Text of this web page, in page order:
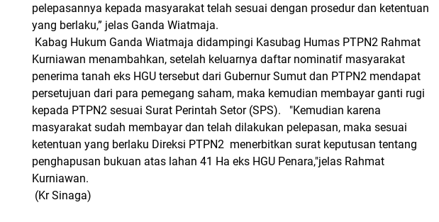
pelepasannya kepada masyarakat telah sesuai dengan prosedur dan ketentuan
yang berlaku,” jelas Ganda Wiatmaja.
Kabag Hukum Ganda Wiatmaja didampingi Kasubag Humas PTPN2 Rahmat
Kurniawan menambahkan, setelah keluarnya daftar nominatif masyarakat
penerima tanah eks HGU tersebut dari Gubernur Sumut dan PTPN2 mendapat
persetujuan dari para pemegang saham, maka kemudian membayar ganti rugi
kepada PTPN2 sesuai Surat Perintah Setor (SPS). "Kemudian karena
masyarakat sudah membayar dan telah dilakukan pelepasan, maka sesuai
ketentuan yang berlaku Direksi PTPN2 menerbitkan surat keputusan tentang
penghapusan bukuan atas lahan 41 Ha eks HGU Penara,"jelas Rahmat
Kurniawan.
(Kr Sinaga)